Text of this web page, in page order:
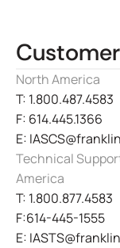
North America
T: 1.800.487.4583
F: 614.445.1366
E:
Technical
America
T: 1.800.877.4583
F:614-445-1555
E: